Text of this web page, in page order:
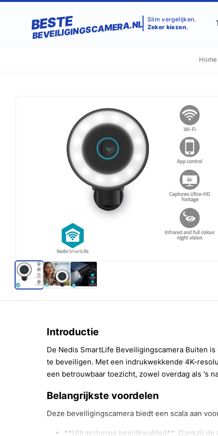
BESTE
BEVEILIGINGSCAMERA.NL Slim vergelijken.
Zeker kiezen.
Home
Introductie
De Nedis SmartLife Beveiligingscamera Buiten
te beveiligen. Met een indrukwekkende 4K-
een betrouwbaar toezicht, zowel overdag als 's
Belangrijkste voordelen
Deze beveiligingscamera biedt een scala aan
**Ultrascherpe beeldkwaliteit**: Dankzij de